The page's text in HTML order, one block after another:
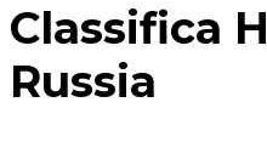
Classifica
Russia